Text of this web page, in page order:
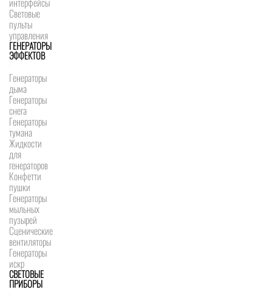
Световые
пульты
управления
ГЕНЕРАТОРЫ
ЭФФЕКТОВ
Генераторы
дыма
Генераторы
снега
Генераторы
тумана
Жидкости
для
генераторов
Конфетти
пушки
Генераторы
мыльных
пузырей
Сценические
вентиляторы
Генераторы
искр
СВЕТОВЫЕ
ПРИБОРЫ